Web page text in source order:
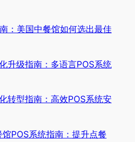
：美国中餐馆如何选出最佳
升级指南：多语言POS系统
转型指南：高效POS系统安
POS系统指南：提升点餐